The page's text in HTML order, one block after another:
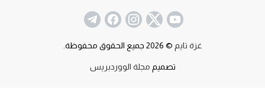
غزة تايم © 2026 جميع الحقوق محفوظة.
تصميم مجلة الووردبريس